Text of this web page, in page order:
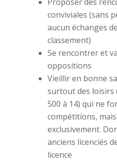
conviviales (sans
aucun échanges
classement)
Se rencontrer et
oppositions
Vieillir en bonne
surtout des loisirs
500 à 14) qui ne
compétitions,
exclusivement.
anciens licenciés
licence